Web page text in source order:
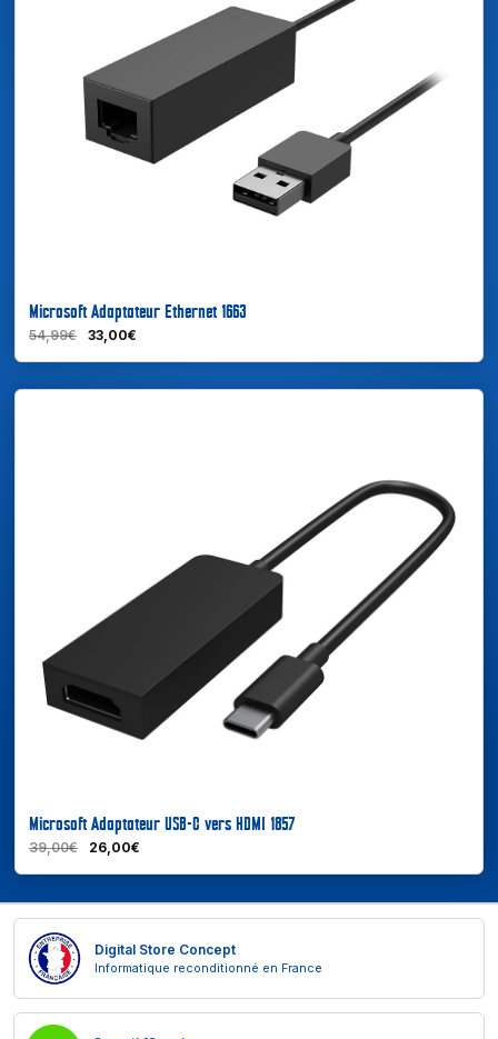
En savoir plus
Microsoft Adaptateur Ethernet 1663
54,99€ 33,00€
Microsoft Adaptateur USB-C vers HDMI 1857
39,00€ 26,00€
Digital Store Concept
Informatique reconditionné en France